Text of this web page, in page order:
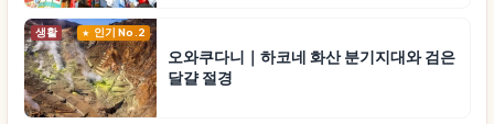
생활 인기 No.2
오와쿠다니｜하코네 화산 분기지대와 검은
달걀 절경